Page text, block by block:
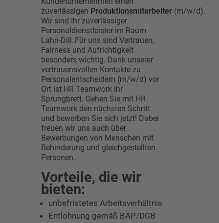
zuverlässigen Produktionsmitarbeiter (m/w/d).
Wir sind Ihr zuverlässiger
Personaldienstleister im Raum
Lahn-Dill. Für uns sind Vertrauen,
Fairness und Aufrichtigkeit
besonders wichtig. Dank unserer
vertrauensvollen Kontakte zu
Personalentscheidern (m/w/d) vor
Ort ist HR Teamwork Ihr
Sprungbrett. Gehen Sie mit HR
Teamwork den nächsten Schritt
und bewerben Sie sich jetzt! Dabei
freuen wir uns auch über
Bewerbungen von Menschen mit
Behinderung und gleichgestellten
Personen.
Vorteile, die wir
bieten:
unbefristetes Arbeitsverhältnis
Entlohnung gemäß BAP/DGB